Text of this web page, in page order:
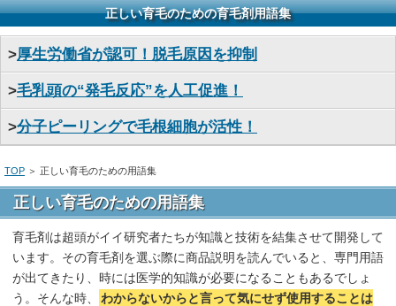
正しい育毛のための育毛剤用語集
>厚生労働省が認可！脱毛原因を抑制
>毛乳頭の“発毛反応”を人工促進！
>分子ピーリングで毛根細胞が活性！
TOP ＞ 正しい育毛のための用語集
正しい育毛のための用語集
育毛剤は超頭がイイ研究者たちが知識と技術を結集させて開発して
います。その育毛剤を選ぶ際に商品説明を読んでいると、専門用語
が出てきたり、時には医学的知識が必要になることもあるでしょ
う。そんな時、
わからないからと言って気にせず使用することは